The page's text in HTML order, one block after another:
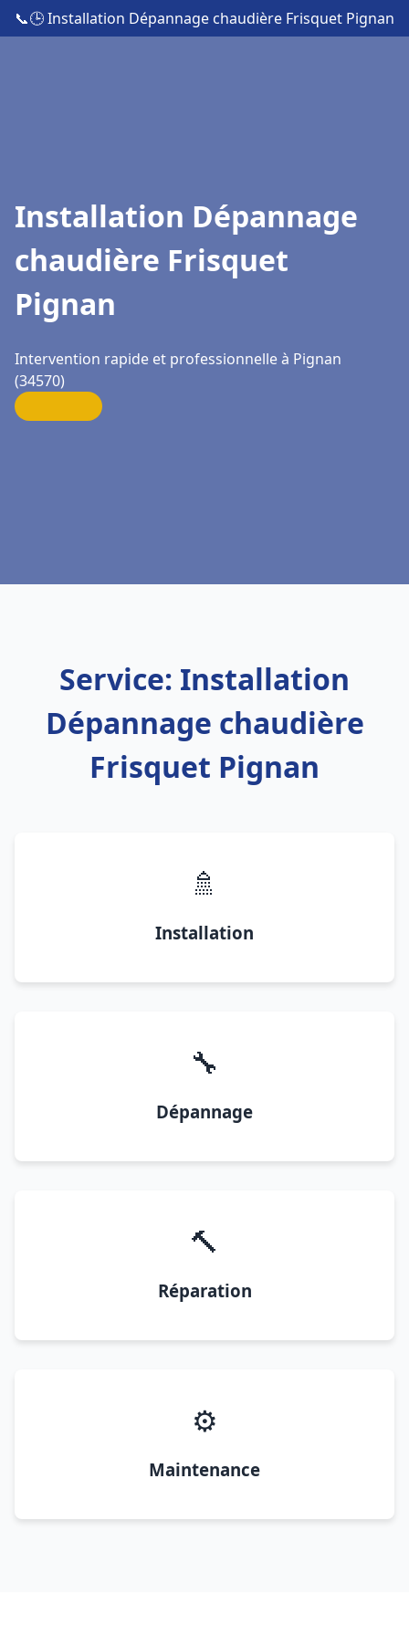
📞🕒 Installation Dépannage chaudière Frisquet Pignan
Installation Dépannage
chaudière Frisquet
Pignan
Intervention rapide et professionnelle à Pignan
(34570)
Service: Installation
Dépannage chaudière
Frisquet Pignan
🚿
Installation
🔧
Dépannage
🔨
Réparation
⚙️
Maintenance